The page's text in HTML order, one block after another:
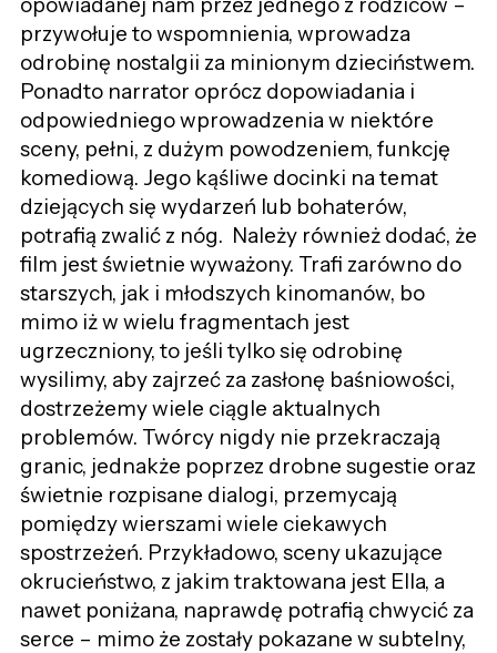
przywołuje to wspomnienia, wprowadza
odrobinę nostalgii za minionym dzieciństwem.
Ponadto narrator oprócz dopowiadania i
odpowiedniego wprowadzenia w niektóre
sceny, pełni, z dużym powodzeniem, funkcję
komediową. Jego kąśliwe docinki na temat
dziejących się wydarzeń lub bohaterów,
potrafią zwalić z nóg. Należy również dodać, że
film jest świetnie wyważony. Trafi zarówno do
starszych, jak i młodszych kinomanów, bo
mimo iż w wielu fragmentach jest
ugrzeczniony, to jeśli tylko się odrobinę
wysilimy, aby zajrzeć za zasłonę baśniowości,
dostrzeżemy wiele ciągle aktualnych
problemów. Twórcy nigdy nie przekraczają
granic, jednakże poprzez drobne sugestie oraz
świetnie rozpisane dialogi, przemycają
pomiędzy wierszami wiele ciekawych
spostrzeżeń. Przykładowo, sceny ukazujące
okrucieństwo, z jakim traktowana jest Ella, a
nawet poniżana, naprawdę potrafią chwycić za
serce – mimo że zostały pokazane w subtelny,